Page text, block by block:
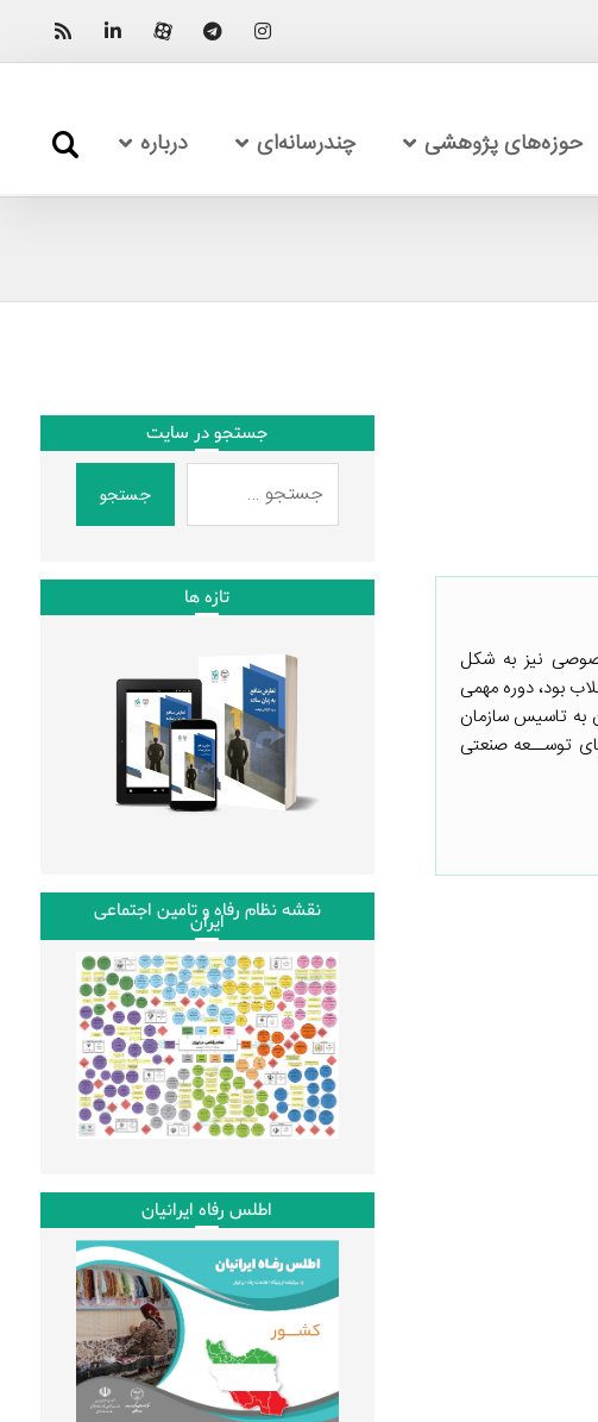
حوزه‌های پژوهشی چندرسانه‌ای درباره
نیز به شکل
کشور در پیش از انقلاب بود، دوره مهمی
به تاسیس سازمان
توســعه صنعتی
جستجو در سایت
جستجو
تازه ها
نقشه نظام رفاه و تامین اجتماعی
ایران
اطلس رفاه ایرانیان